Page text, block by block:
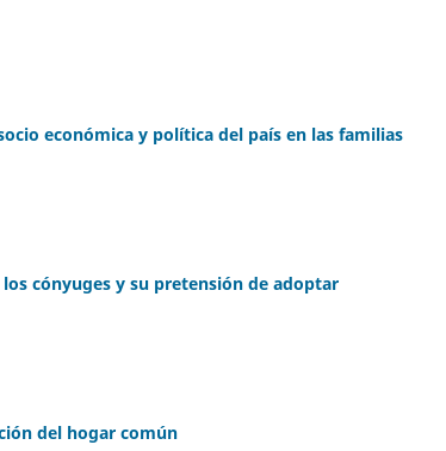
económica y política del país en las familias
cónyuges y su pretensión de adoptar
del hogar común